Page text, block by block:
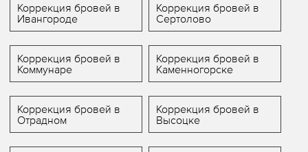
Коррекция бровей в
Ивангороде
Коррекция бровей в
Сертолово
Коррекция бровей в
Коммунаре
Коррекция бровей в
Каменногорске
Коррекция бровей в
Отрадном
Коррекция бровей в
Высоцке